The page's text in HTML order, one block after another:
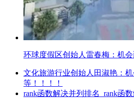
环球度假区创始人雷春梅：机
文化旅游行业创始人田淑艳：
等！！！！
rank函数解决并列排名_rank函